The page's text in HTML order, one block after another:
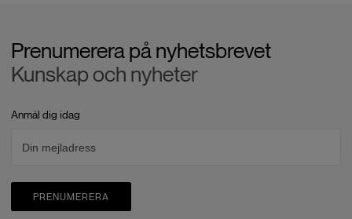
Prenumerera på nyhetsbrevet
Kunskap och nyheter
Anmäl dig idag
PRENUMERERA